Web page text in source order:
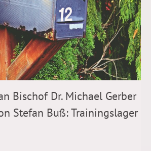
Bischof Dr. Michael Gerber
Stefan Buß: Trainingslager